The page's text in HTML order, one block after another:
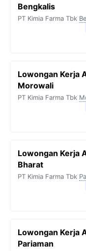
o
r
a
Bengkalis
PT Kimia Farma Tbk
Lowongan Kerja
Morowali
PT Kimia Farma Tbk
Lowongan Kerja
Bharat
PT Kimia Farma Tbk
Lowongan Kerja
Pariaman